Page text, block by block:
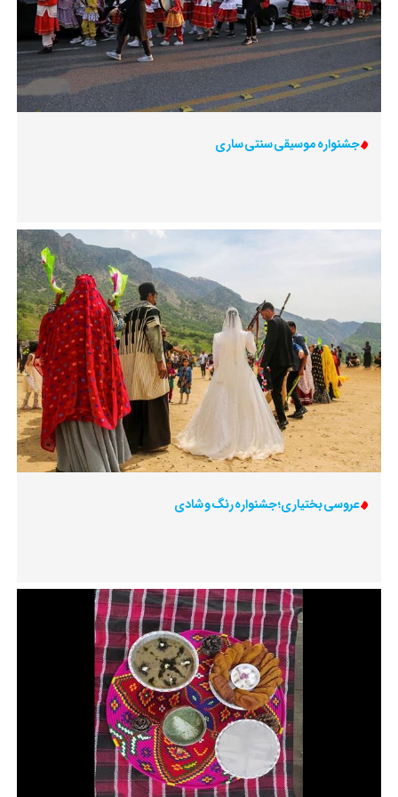
جشنواره موسیقی سنتی ساری
عروسی بختیاری؛ جشنواره رنگ و شادی